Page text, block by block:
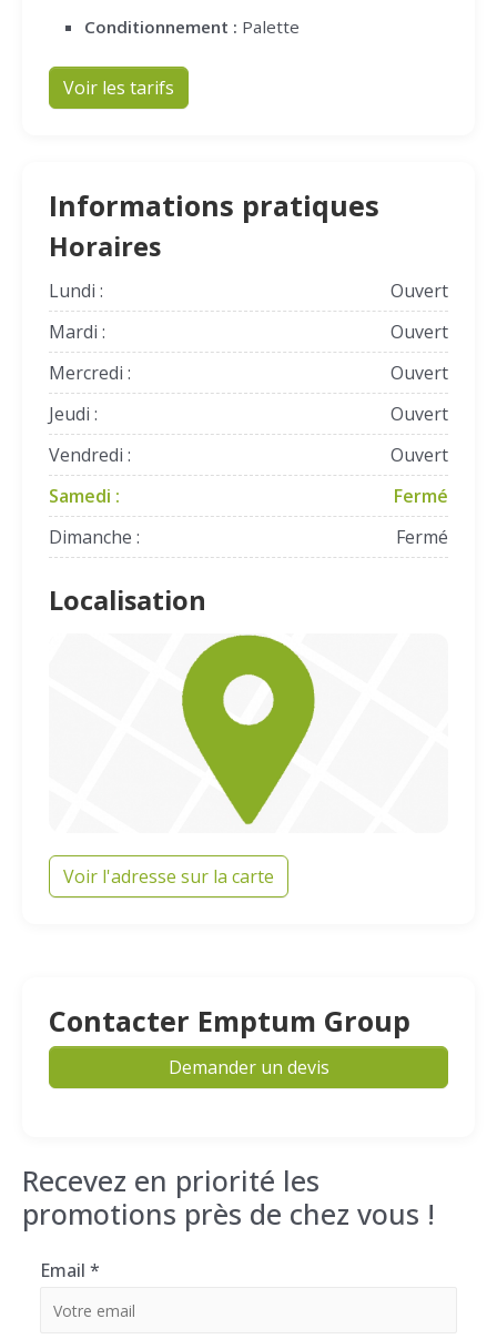
Conditionnement : Palette
Voir les tarifs
Informations pratiques
Horaires
Lundi :
Ouvert
Mardi :
Ouvert
Mercredi :
Ouvert
Jeudi :
Ouvert
Vendredi :
Ouvert
Samedi :
Fermé
Dimanche :
Fermé
Localisation
Voir l'adresse sur la carte
Contacter Emptum Group
Demander un devis
Recevez en priorité les
promotions près de chez vous !
Email *